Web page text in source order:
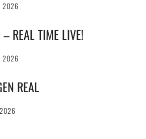
2026
REAL TIME LIVE!
2026
REAL